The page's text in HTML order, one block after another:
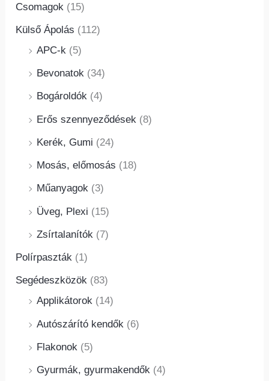
Csomagok (15)
Külső Ápolás (112)
APC-k (5)
Bevonatok (34)
Bogároldók (4)
Erős szennyeződések (8)
Kerék, Gumi (24)
Mosás, előmosás (18)
Műanyagok (3)
Üveg, Plexi (15)
Zsírtalanítók (7)
Polírpaszták (1)
Segédeszközök (83)
Applikátorok (14)
Autószárító kendők (6)
Flakonok (5)
Gyurmák, gyurmakendők (4)